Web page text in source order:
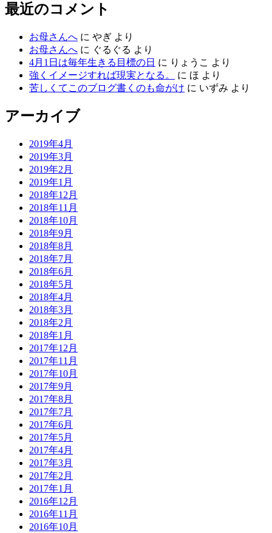
最近のコメント
お母さんへ に やぎ より
お母さんへ に ぐるぐる より
4月1日は毎年生きる目標の日 に りょうこ より
強くイメージすれば現実となる。
に ほ より
苦しくてこのブログ書くのも命がけ に いずみ より
アーカイブ
2019年4月
2019年3月
2019年2月
2019年1月
2018年12月
2018年11月
2018年10月
2018年9月
2018年8月
2018年7月
2018年6月
2018年5月
2018年4月
2018年3月
2018年2月
2018年1月
2017年12月
2017年11月
2017年10月
2017年9月
2017年8月
2017年7月
2017年6月
2017年5月
2017年4月
2017年3月
2017年2月
2017年1月
2016年12月
2016年11月
2016年10月